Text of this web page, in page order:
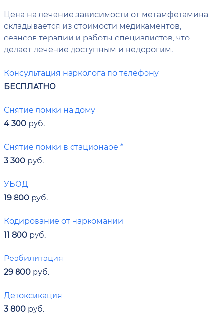
Цена на лечение зависимости от метамфетамина
складывается из стоимости медикаментов,
сеансов терапии и работы специалистов, что
делает лечение доступным и недорогим.
Консультация нарколога по телефону
БЕСПЛАТНО
Снятие ломки на дому
4 300 руб.
Снятие ломки в стационаре *
3 300 руб.
УБОД
19 800 руб.
Кодирование от наркомании
11 800 руб.
Реабилитация
29 800 руб.
Детоксикация
3 800 руб.